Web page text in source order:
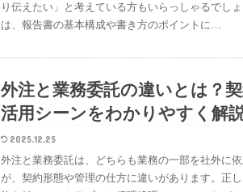
り伝えたい」と考えている方もいらっしゃるでし
は、報告書の基本構成や書き方のポイントに…
外注と業務委託の違いとは？
活用シーンをわかりやすく解
2025.12.25
外注と業務委託は、どちらも業務の一部を社外に
が、契約形態や管理の仕方に違いがあります。正